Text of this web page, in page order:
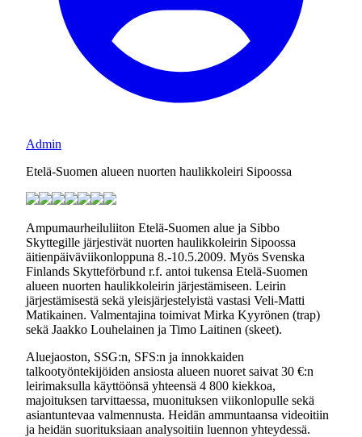
Admin
Etelä-Suomen alueen nuorten haulikkoleiri Sipoossa
Ampumaurheiluliiton Etelä-Suomen alue ja Sibbo
Skyttegille järjestivät nuorten haulikkoleirin Sipoossa
äitienpäiväviikonloppuna 8.-10.5.2009. Myös Svenska
Finlands Skytteförbund r.f. antoi tukensa Etelä-Suomen
alueen nuorten haulikkoleirin järjestämiseen. Leirin
järjestämisestä sekä yleisjärjestelyistä vastasi Veli-Matti
Matikainen. Valmentajina toimivat Mirka Kyyrönen (trap)
sekä Jaakko Louhelainen ja Timo Laitinen (skeet).
Aluejaoston, SSG:n, SFS:n ja innokkaiden
talkootyöntekijöiden ansiosta alueen nuoret saivat 30 €:n
leirimaksulla käyttöönsä yhteensä 4 800 kiekkoa,
majoituksen tarvittaessa, muonituksen viikonlopulle sekä
asiantuntevaa valmennusta. Heidän ammuntaansa videoitiin
ja heidän suorituksiaan analysoitiin luennon yhteydessä.